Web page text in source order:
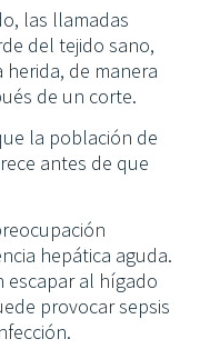
las llamadas
del tejido sano,
de manera
de un corte.
la población de
antes de que
hepática aguda.
escapar al hígado
provocar sepsis